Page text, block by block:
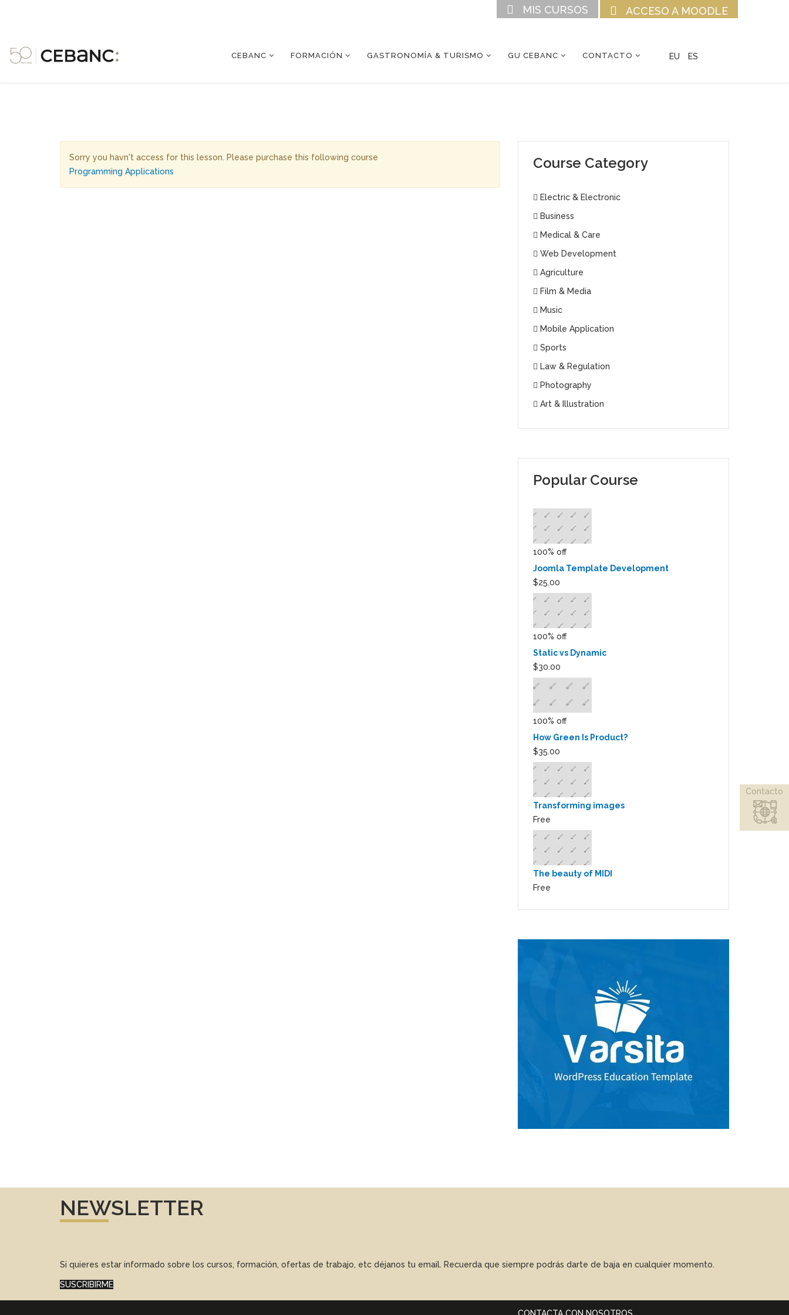
ACCESO A MOODLE
MIS CURSOS
CEBANC FORMACIÓN GASTRONOMÍA & TURISMO GU CEBANC CONTACTO EU ES
Sorry you havn't access for this lesson. Please purchase this following course
Programming Applications
Course Category
Electric & Electronic
Business
Medical & Care
Web Development
Agriculture
Film & Media
Music
Mobile Application
Sports
Law & Regulation
Photography
Art & Illustration
Popular Course
100% off
Joomla Template Development
$25.00
100% off
Static vs Dynamic
$30.00
100% off
How Green Is Product?
$35.00
Transforming images
Free
The beauty of MIDI
Free
NEWSLETTER
Si quieres estar informado sobre los cursos, formación, ofertas de trabajo, etc déjanos tu email. Recuerda que siempre podrás darte de baja en cualquier momento.
SUSCRIBIRME
Contacto